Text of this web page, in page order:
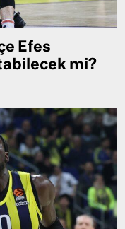
Efes
mi?